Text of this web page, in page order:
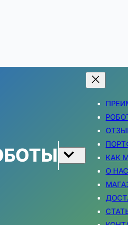
КАК
О НАС